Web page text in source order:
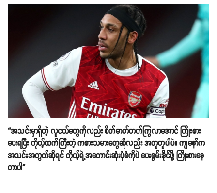
“အသင်းမှာရှိတဲ့ လူငယ်တွေကိုလည်း စိတ်ဓာတ်တက်ကြွလာအောင် ကြိုးစား
ပေးရပြီး ကိုယ့်ထက်ကြီးတဲ့ ကစားသမားတွေဆိုလည်း အတူတူပါပဲ။ ကျနော်က
အသင်းအတွက်ဆိုရင် ကိုယ့်ရဲ့အကောင်းဆုံးပုံစံကိုပဲ ပေးစွမ်းနိုင်ဖို့ ကြိုးစားနေ
တာပါ”